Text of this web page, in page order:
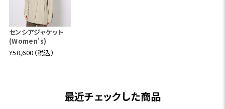
センシアジャケット
(Women's)
¥50,600（税込）
最近チェックした商品